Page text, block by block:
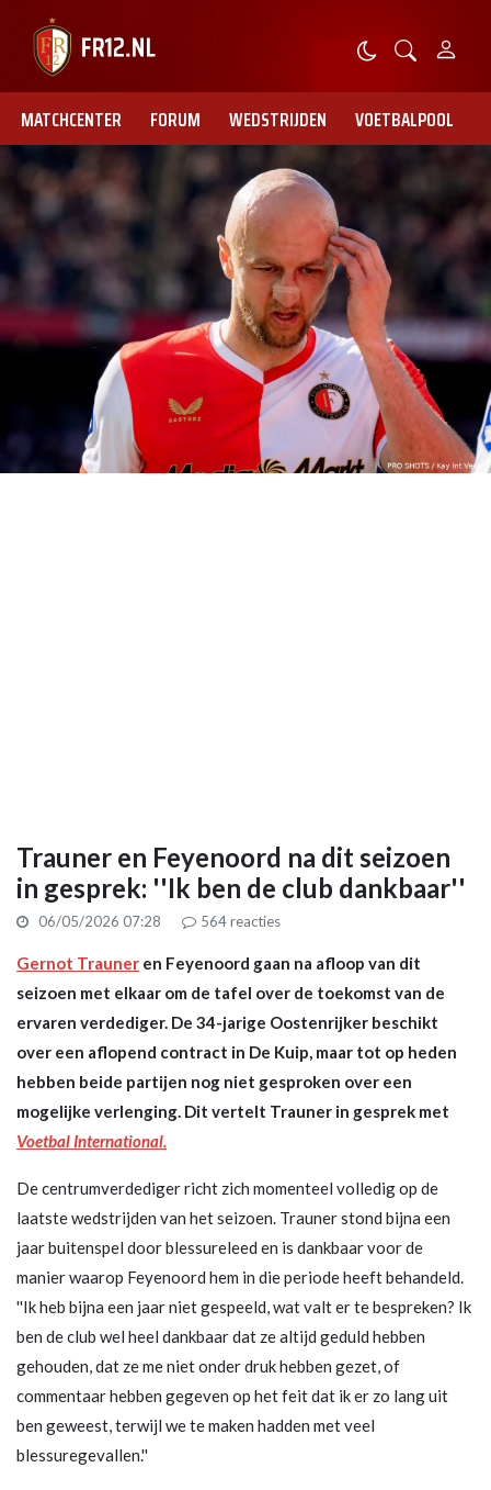
MATCHCENTER FORUM WEDSTRIJDEN VOETBALPOOL
Trauner en Feyenoord na dit seizoen
in gesprek: ''Ik ben de club dankbaar''
06/05/2026 07:28 564reacties
Gernot Trauner en Feyenoord gaan na afloop van dit
seizoen met elkaar om de tafel over de toekomst van de
ervaren verdediger. De 34-jarige Oostenrijker beschikt
over een aflopend contract in De Kuip, maar tot op heden
hebben beide partijen nog niet gesproken over een
mogelijke verlenging. Dit vertelt Trauner in gesprek met
Voetbal International.
De centrumverdediger richt zich momenteel volledig op de
laatste wedstrijden van het seizoen. Trauner stond bijna een
jaar buitenspel door blessureleed en is dankbaar voor de
manier waarop Feyenoord hem in die periode heeft behandeld.
''Ik heb bijna een jaar niet gespeeld, wat valt er te bespreken? Ik
ben de club wel heel dankbaar dat ze altijd geduld hebben
gehouden, dat ze me niet onder druk hebben gezet, of
commentaar hebben gegeven op het feit dat ik er zo lang uit
ben geweest, terwijl we te maken hadden met veel
blessuregevallen.''